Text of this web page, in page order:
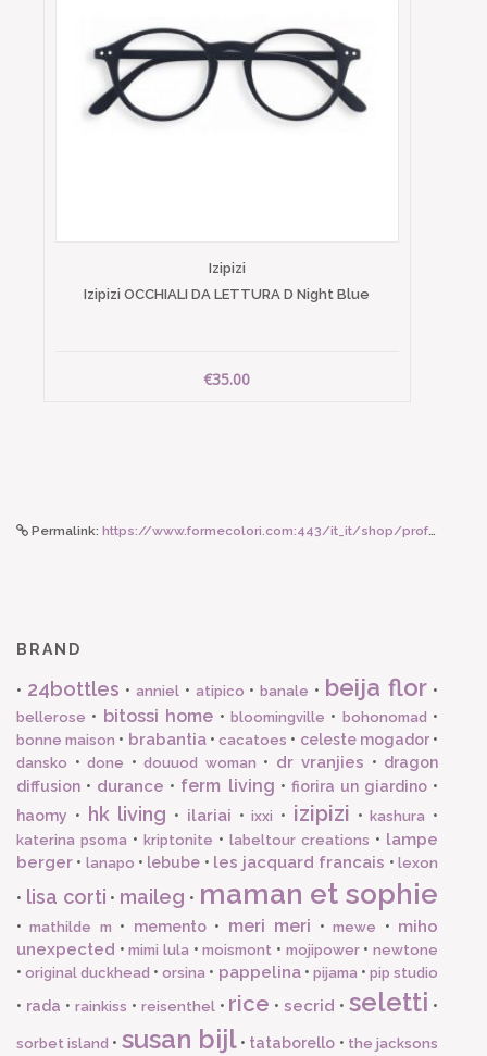
Izipizi
Izipizi OCCHIALI DA LETTURA D Night Blue
€35.00
Permalink: https://www.formecolori.com:443/it_it/shop/profumazioni/dr._vranjies/dr_vranjies_ricarica_acqua_500_ml_con_bastoncini_bianchi/5096
BRAND
• 24bottles • anniel• atipico •banale • beija flor •
bellerose • bitossi home • bloomingville • bohonomad •
bonne maison • brabantia•cacatoes • celeste mogador•
dansko • done • douuod woman • dr vranjies • dragon
diffusion • durance • ferm living • fiorira un giardino•
haomy • hk living • ilariai •ixxi • izipizi •kashura •
katerina psoma • kriptonite • labeltour creations • lampe
berger • lanapo • lebube • les jacquard francais •lexon
• lisa corti • maileg • maman et sophie
•mathilde m • memento• meri meri •mewe • miho
unexpected •mimi lula •moismont • mojipower•newtone
•original duckhead •orsina • pappelina• pijama • pip studio
• rada • rainkiss • reisenthel• rice •secrid •seletti •
sorbet island • susan bijl• tataborello • the jacksons